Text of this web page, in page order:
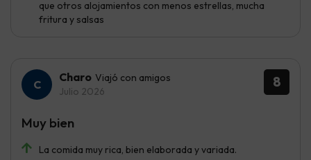
que otros alojamientos con menos estrellas, mucha
fritura y salsas
8
Charo Viajó con amigos
Julio 2026
La comida muy rica, bien elaborada y variada.
Muy bien